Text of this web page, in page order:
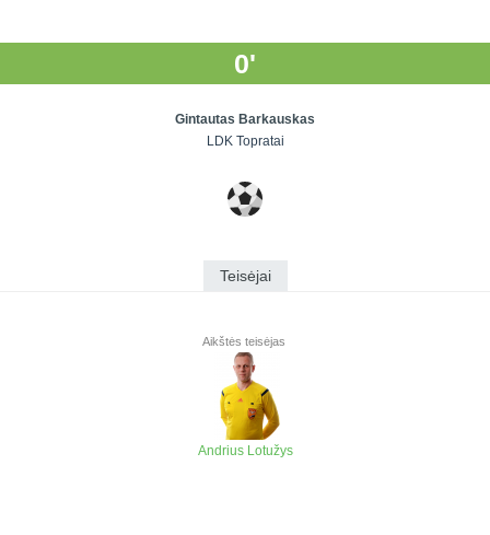
0'
Gintautas Barkauskas
LDK Topratai
Teisėjai
Aikštės teisėjas
Andrius Lotužys